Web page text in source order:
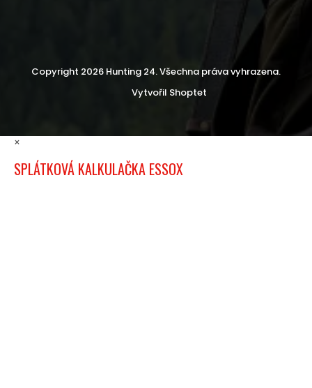
Vytvořil Shoptet
Copyright 2026 Hunting 24. Všechna práva vyhrazena.
×
SPLÁTKOVÁ KALKULAČKA ESSOX